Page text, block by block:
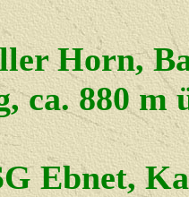
ca. 880 m